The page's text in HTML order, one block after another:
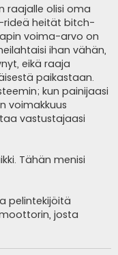
raajalle olisi oma
rideä heität bitch-
voima-arvo on
ihan vähän,
eikä raaja
paikastaan.
kun painijaasi
voimakkuus
vastustajaasi
Tähän menisi
pelintekijöitä
josta